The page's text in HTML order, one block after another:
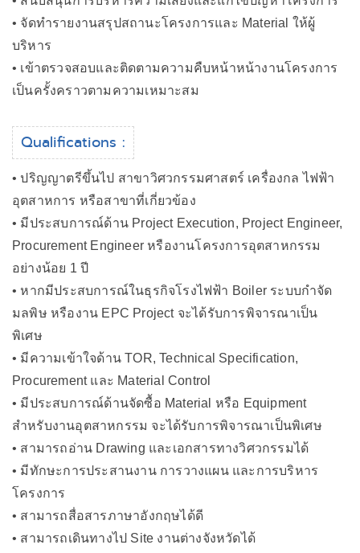
• จัดทำรายงานสรุปสถานะโครงการและ Material ให้ผู้
บริหาร
• เข้าตรวจสอบและติดตามความคืบหน้าหน้างานโครงการ
เป็นครั้งคราวตามความเหมาะสม
Qualifications :
• ปริญญาตรีขึ้นไป สาขาวิศวกรรมศาสตร์ เครื่องกล ไฟฟ้า
อุตสาหการ หรือสาขาที่เกี่ยวข้อง
• มีประสบการณ์ด้าน Project Execution, Project Engineer,
Procurement Engineer หรืองานโครงการอุตสาหกรรม
อย่างน้อย 1 ปี
• หากมีประสบการณ์ในธุรกิจโรงไฟฟ้า Boiler ระบบกำจัด
มลพิษ หรืองาน EPC Project จะได้รับการพิจารณาเป็น
พิเศษ
• มีความเข้าใจด้าน TOR, Technical Specification,
Procurement และ Material Control
• มีประสบการณ์ด้านจัดซื้อ Material หรือ Equipment
สำหรับงานอุตสาหกรรม จะได้รับการพิจารณาเป็นพิเศษ
• สามารถอ่าน Drawing และเอกสารทางวิศวกรรมได้
• มีทักษะการประสานงาน การวางแผน และการบริหาร
โครงการ
• สามารถสื่อสารภาษาอังกฤษได้ดี
• สามารถเดินทางไป Site งานต่างจังหวัดได้